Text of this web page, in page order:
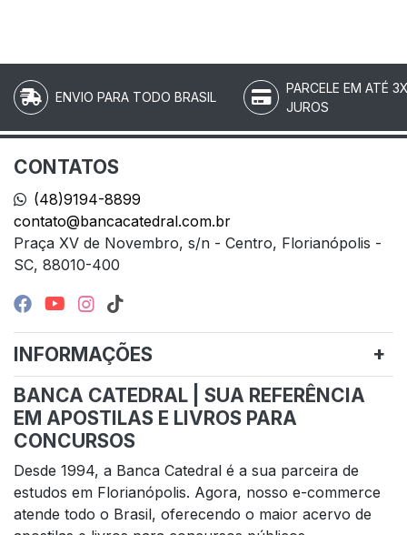
ENVIO PARA TODO BRASIL
PARCELE EM ATÉ
JUROS
CONTATOS
(48)9194-8899
contato@bancacatedral.com.br
Praça XV de Novembro, s/n - Centro, Florianópolis -
SC, 88010-400
INFORMAÇÕES
BANCA CATEDRAL | SUA REFERÊNCIA
EM APOSTILAS E LIVROS PARA
CONCURSOS
Desde 1994, a Banca Catedral é a sua parceira de
estudos em Florianópolis. Agora, nosso e-commerce
atende todo o Brasil, oferecendo o maior acervo de